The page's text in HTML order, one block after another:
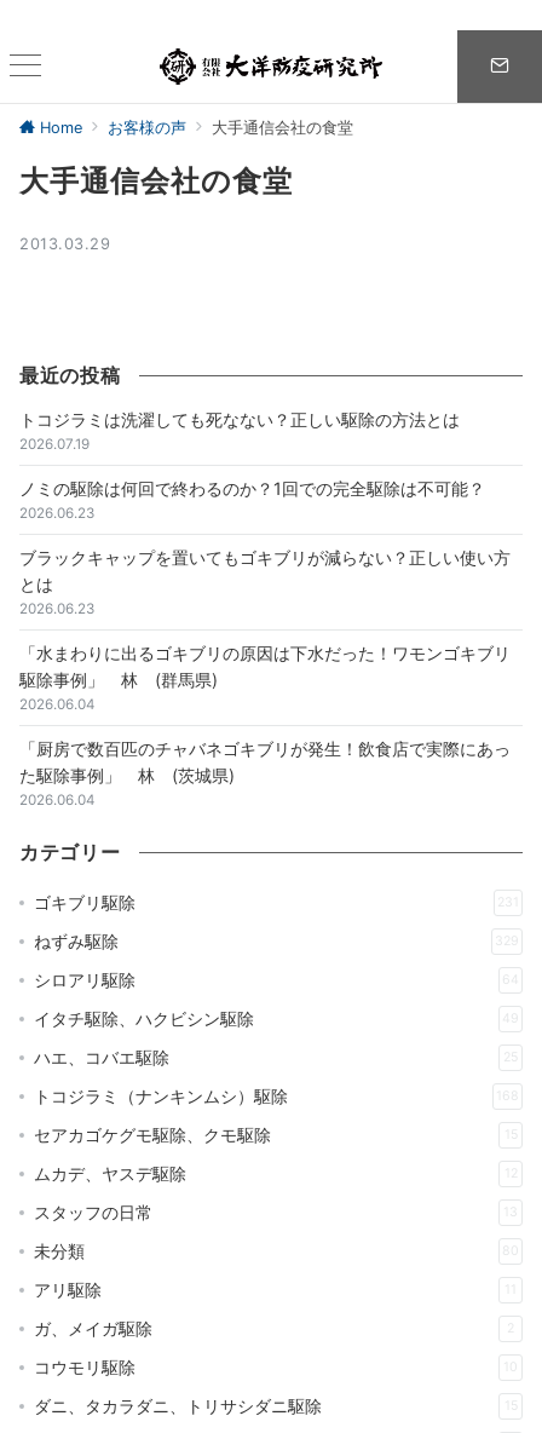
Home お客様の声 大手通信会社の食堂
大手通信会社の食堂
2013.03.29
最近の投稿
トコジラミは洗濯しても死なない？正しい駆除の方法とは
2026.07.19
ノミの駆除は何回で終わるのか？1回での完全駆除は不可能？
2026.06.23
ブラックキャップを置いてもゴキブリが減らない？正しい使い方
とは
2026.06.23
「水まわりに出るゴキブリの原因は下水だった！ワモンゴキブリ
駆除事例」 林 (群馬県)
2026.06.04
「厨房で数百匹のチャバネゴキブリが発生！飲食店で実際にあっ
た駆除事例」 林 (茨城県)
2026.06.04
カテゴリー
ゴキブリ駆除 231
ねずみ駆除 329
シロアリ駆除 64
イタチ駆除、ハクビシン駆除 49
ハエ、コバエ駆除 25
トコジラミ（ナンキンムシ）駆除 168
セアカゴケグモ駆除、クモ駆除 15
ムカデ、ヤスデ駆除 12
スタッフの日常 13
未分類 80
アリ駆除
ガ、メイガ駆除 2
コウモリ駆除 10
ダニ、タカラダニ、トリサシダニ駆除 15